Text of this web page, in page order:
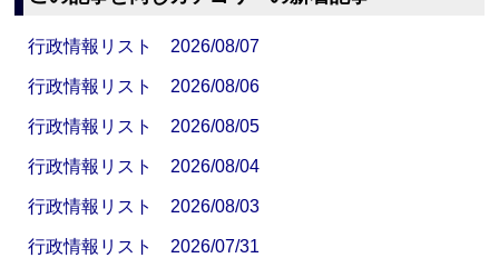
行政情報リスト 2026/08/07
行政情報リスト 2026/08/06
行政情報リスト 2026/08/05
行政情報リスト 2026/08/04
行政情報リスト 2026/08/03
行政情報リスト 2026/07/31